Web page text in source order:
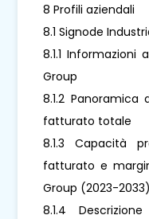
8 Profili aziendali
8.1 Signode
8.1.1 Informazioni
Group
8.1.2 Panoramica
fatturato totale
8.1.3 Capacità
fatturato e
Group (2023-2033)
8.1.4